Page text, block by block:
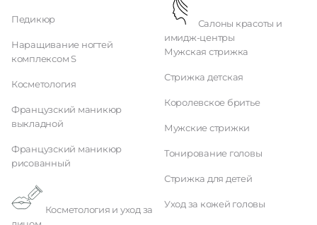
Педикюр
Наращивание ногтей
комплексом S
Косметология
Французский маникюр
выкладной
Французский маникюр
рисованный
имидж-центры
Мужская стрижка
Стрижка детская
Королевское бритье
Мужские стрижки
Тонирование головы
Стрижка для детей
Уход за кожей головы